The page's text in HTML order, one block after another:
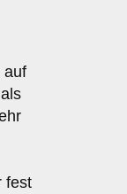
auf
fest